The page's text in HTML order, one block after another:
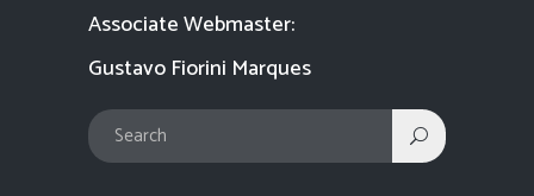
Associate Webmaster:
Gustavo Fiorini Marques